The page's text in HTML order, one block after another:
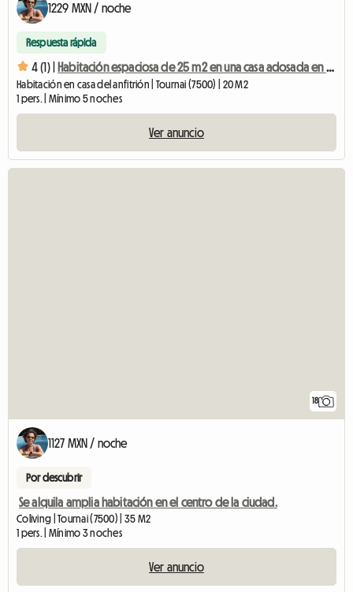
1229 MXN / noche
Respuesta rápida
4 (1) | Habitación espaciosa de 25 m2 en una casa adosada en el centro de la ciudad.
Habitación en casa del anfitrión | Tournai (7500) | 20 M2
1 pers. | Mínimo 5 noches
Ver anuncio
18
1127 MXN / noche
Por descubrir
Se alquila amplia habitación en el centro de la ciudad.
Coliving | Tournai (7500) | 35 M2
1 pers. | Mínimo 3 noches
Ver anuncio